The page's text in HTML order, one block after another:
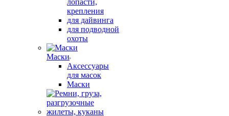
лопасти,
крепления
для дайвинга
для подводной
охоты
Маски
Аксессуары
для масок
Маски